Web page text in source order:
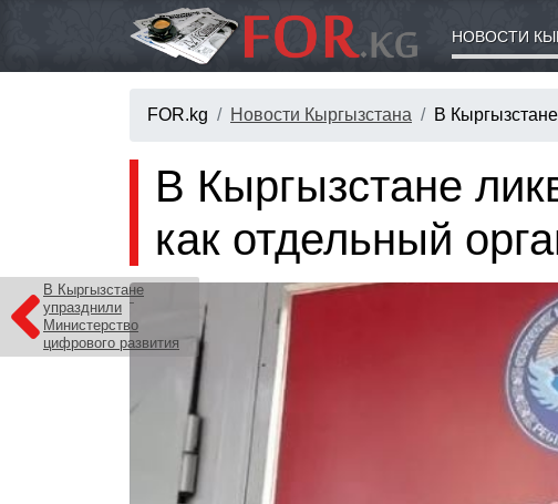
НОВОСТИ
FOR.kg Новости Кыргызстана В
В Кыргызстане
упразднили
Министерство
цифрового развития
В Кыргызстане
как отдельный